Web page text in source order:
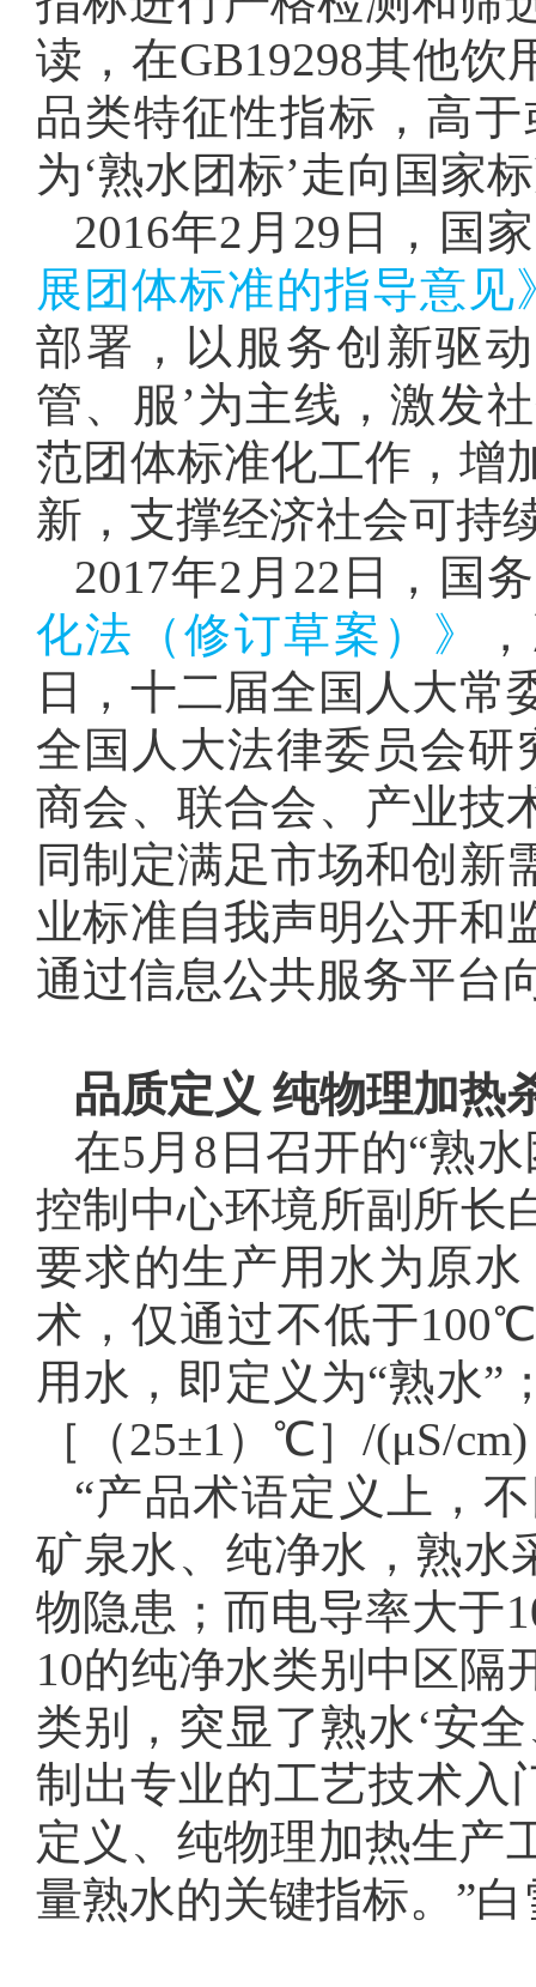
读，在GB19298其他饮
品类特征性指标，高
为‘熟水团标’走向国家
2016年2月29日，国
展团体标准的指导意见
部署，以服务创新驱
管、服’为主线，激发
范团体标准化工作，增
新，支撑经济社会可持
2017年2月22日，国
化法（修订草案）》
日，十二届全国人大常
全国人大法律委员会研
商会、联合会、产业技
同制定满足市场和创新
业标准自我声明公开和
通过信息公共服务平台
品质定义 纯物理加热
在5月8日召开的“熟
控制中心环境所副所长
要求的生产用水为原
术，仅通过不低于
用水，即定义为“熟水”
［（25±1）℃］/(μS/
“产品术语定义上，
矿泉水、纯净水，熟水
物隐患；而电导率大于
10的纯净水类别中区隔
类别，突显了熟水‘安
制出专业的工艺技术入
定义、纯物理加热生产
量熟水的关键指标。”